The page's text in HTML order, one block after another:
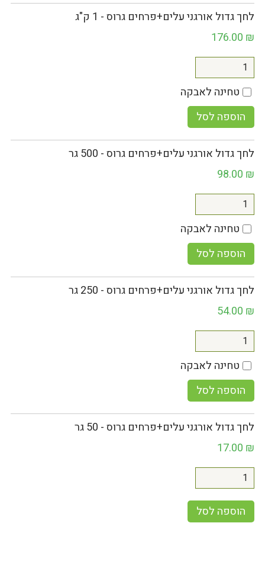
לחך גדול אורגני עלים+פרחים גרוס - 1 ק"ג
176.00 ₪
טחינה לאבקה
הוספה לסל
לחך גדול אורגני עלים+פרחים גרוס - 500 גר
98.00 ₪
טחינה לאבקה
הוספה לסל
לחך גדול אורגני עלים+פרחים גרוס - 250 גר
54.00 ₪
טחינה לאבקה
הוספה לסל
לחך גדול אורגני עלים+פרחים גרוס - 50 גר
17.00 ₪
הוספה לסל